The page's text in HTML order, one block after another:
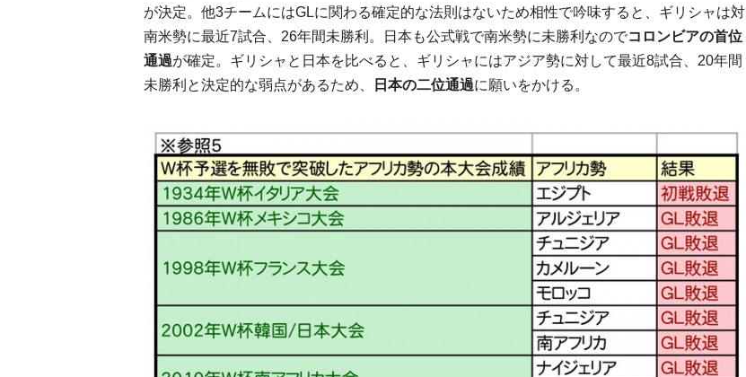
が決定。他3チームにはGLに関わる確定的な法則はないため相性で吟味すると、ギリシャは対
南米勢に最近7試合、26年間未勝利。日本も公式戦で南米勢に未勝利なのでコロンビアの首位
通過が確定。ギリシャと日本を比べると、ギリシャにはアジア勢に対して最近8試合、20年間
未勝利と決定的な弱点があるため、
日本の二位通過に願いをかける。